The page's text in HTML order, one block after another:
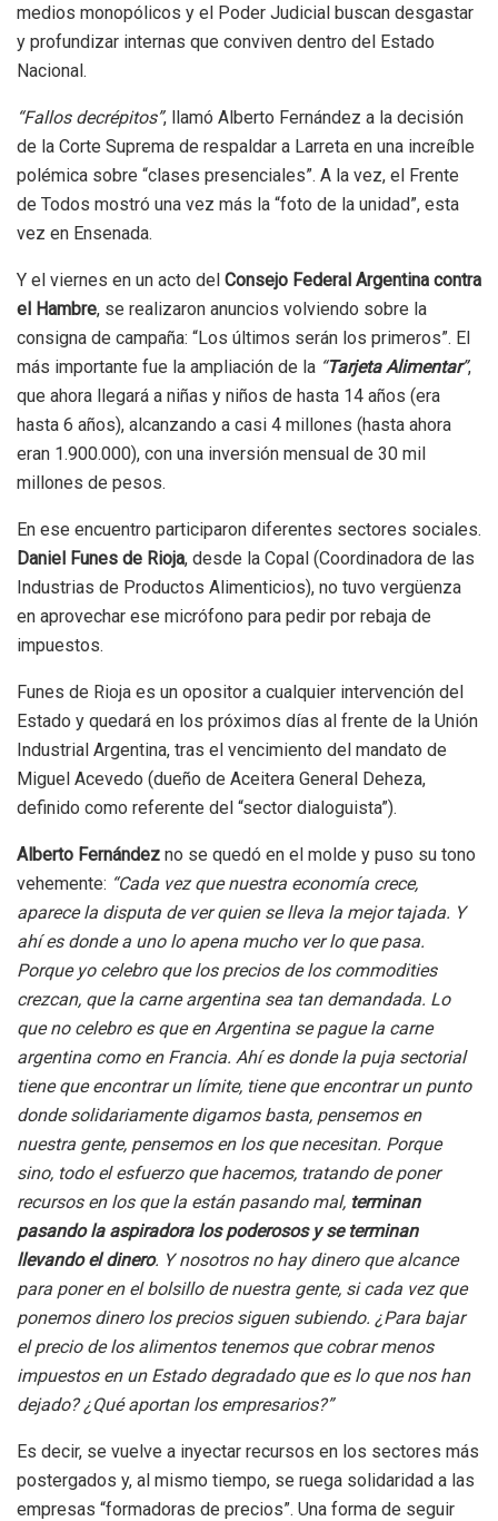
medios monopólicos y el Poder Judicial buscan desgastar
y profundizar internas que conviven dentro del Estado
Nacional.
“Fallos decrépitos”, llamó Alberto Fernández a la decisión
de la Corte Suprema de respaldar a Larreta en una increíble
polémica sobre “clases presenciales”. A la vez, el Frente
de Todos mostró una vez más la “foto de la unidad”, esta
vez en Ensenada.
Y el viernes en un acto del Consejo Federal Argentina contra
el Hambre, se realizaron anuncios volviendo sobre la
consigna de campaña: “Los últimos serán los primeros”. El
más importante fue la ampliación de la “Tarjeta Alimentar”,
que ahora llegará a niñas y niños de hasta 14 años (era
hasta 6 años), alcanzando a casi 4 millones (hasta ahora
eran 1.900.000), con una inversión mensual de 30 mil
millones de pesos.
En ese encuentro participaron diferentes sectores sociales.
Daniel Funes de Rioja, desde la Copal (Coordinadora de las
Industrias de Productos Alimenticios), no tuvo vergüenza
en aprovechar ese micrófono para pedir por rebaja de
impuestos.
Funes de Rioja es un opositor a cualquier intervención del
Estado y quedará en los próximos días al frente de la Unión
Industrial Argentina, tras el vencimiento del mandato de
Miguel Acevedo (dueño de Aceitera General Deheza,
definido como referente del “sector dialoguista”).
Alberto Fernández no se quedó en el molde y puso su tono
vehemente: “Cada vez que nuestra economía crece,
aparece la disputa de ver quien se lleva la mejor tajada. Y
ahí es donde a uno lo apena mucho ver lo que pasa.
Porque yo celebro que los precios de los commodities
crezcan, que la carne argentina sea tan demandada. Lo
que no celebro es que en Argentina se pague la carne
argentina como en Francia. Ahí es donde la puja sectorial
tiene que encontrar un límite, tiene que encontrar un punto
donde solidariamente digamos basta, pensemos en
nuestra gente, pensemos en los que necesitan. Porque
sino, todo el esfuerzo que hacemos, tratando de poner
recursos en los que la están pasando mal, terminan
pasando la aspiradora los poderosos y se terminan
llevando el dinero. Y nosotros no hay dinero que alcance
para poner en el bolsillo de nuestra gente, si cada vez que
ponemos dinero los precios siguen subiendo. ¿Para bajar
el precio de los alimentos tenemos que cobrar menos
impuestos en un Estado degradado que es lo que nos han
dejado? ¿Qué aportan los empresarios?”
Es decir, se vuelve a inyectar recursos en los sectores más
postergados y, al mismo tiempo, se ruega solidaridad a las
empresas “formadoras de precios”. Una forma de seguir